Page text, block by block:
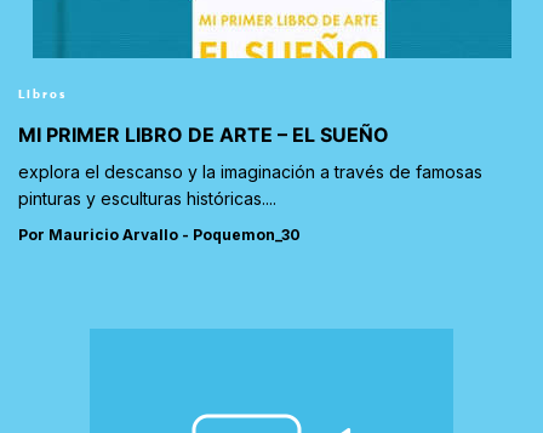
Libros
MI PRIMER LIBRO DE ARTE – EL SUEÑO
explora el descanso y la imaginación a través de famosas
pinturas y esculturas históricas....
Por Mauricio Arvallo - Poquemon_30